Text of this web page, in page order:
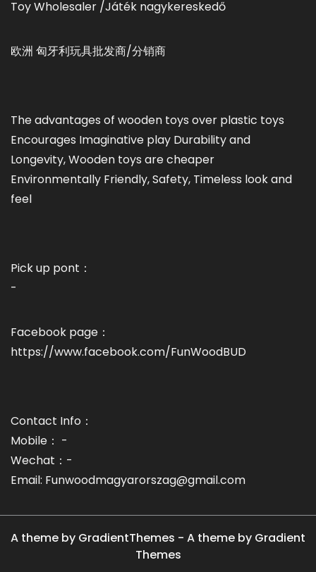
Toy Wholesaler /Játék nagykereskedő
欧洲 匈牙利玩具批发商/分销商
The advantages of wooden toys over plastic toys
Encourages Imaginative play Durability and
Longevity, Wooden toys are cheaper
Environmentally Friendly, Safety, Timeless look and
feel
Pick up pont：
-
Facebook page：
https://www.facebook.com/FunWoodBUD
Contact Info：
Mobile： -
Wechat：-
Email: Funwoodmagyarorszag@gmail.com
A theme by GradientThemes - A theme by Gradient
Themes